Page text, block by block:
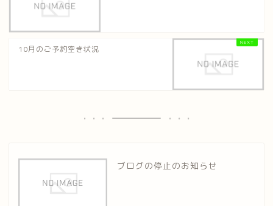
10月のご予約空き状況
ブログの停止のお知らせ